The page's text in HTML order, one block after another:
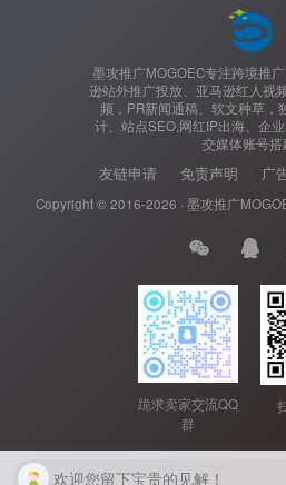
墨攻推广MOGOEC专注跨境推
逊站外推广投放、亚马逊红人视
频，PR新闻通稿、软文种草，
计、站点SEO,网红IP出海、企
交媒体账号搭
友链申请 免责声明 广
Copyright © 2016-2026 · 墨攻推广
跪求卖家交流QQ
群
欢迎您留下宝贵的见解！